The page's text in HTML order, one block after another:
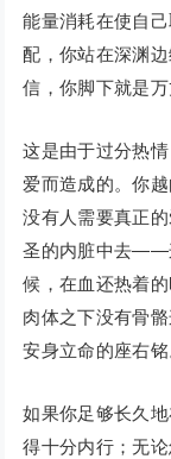
能量消耗在使自
配，你站在深渊
信，你脚下就是万
这是由于过分热
爱而造成的。你
没有人需要真正
圣的内脏中去——
候，在血还热着
肉体之下没有骨
安身立命的座右铭
如果你足够长久
得十分内行；无